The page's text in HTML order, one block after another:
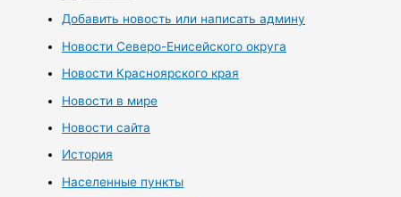
Добавить новость или написать админу
Новости Северо-Енисейского округа
Новости Красноярского края
Новости в мире
Новости сайта
История
Населенные пункты